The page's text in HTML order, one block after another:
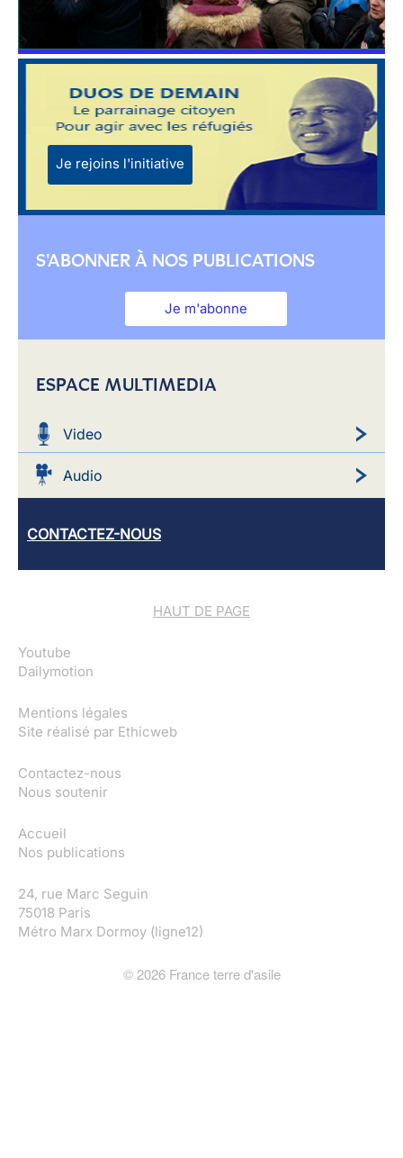
Je rejoins l'initiative
S'ABONNER À NOS PUBLICATIONS
Je m'abonne
ESPACE MULTIMEDIA
Video
Audio
CONTACTEZ-NOUS
HAUT DE PAGE
Youtube
Dailymotion
Mentions légales
Site réalisé par Ethicweb
Contactez-nous
Nous soutenir
Accueil
Nos publications
24, rue Marc Seguin
75018 Paris
Métro Marx Dormoy (ligne12)
© 2026France terre d'asile